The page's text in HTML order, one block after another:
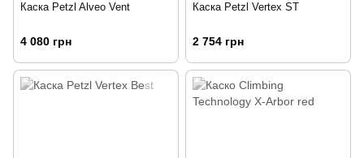
Каска Petzl Alveo Vent
4 080 грн
Каска Petzl Vertex ST
2 754 грн